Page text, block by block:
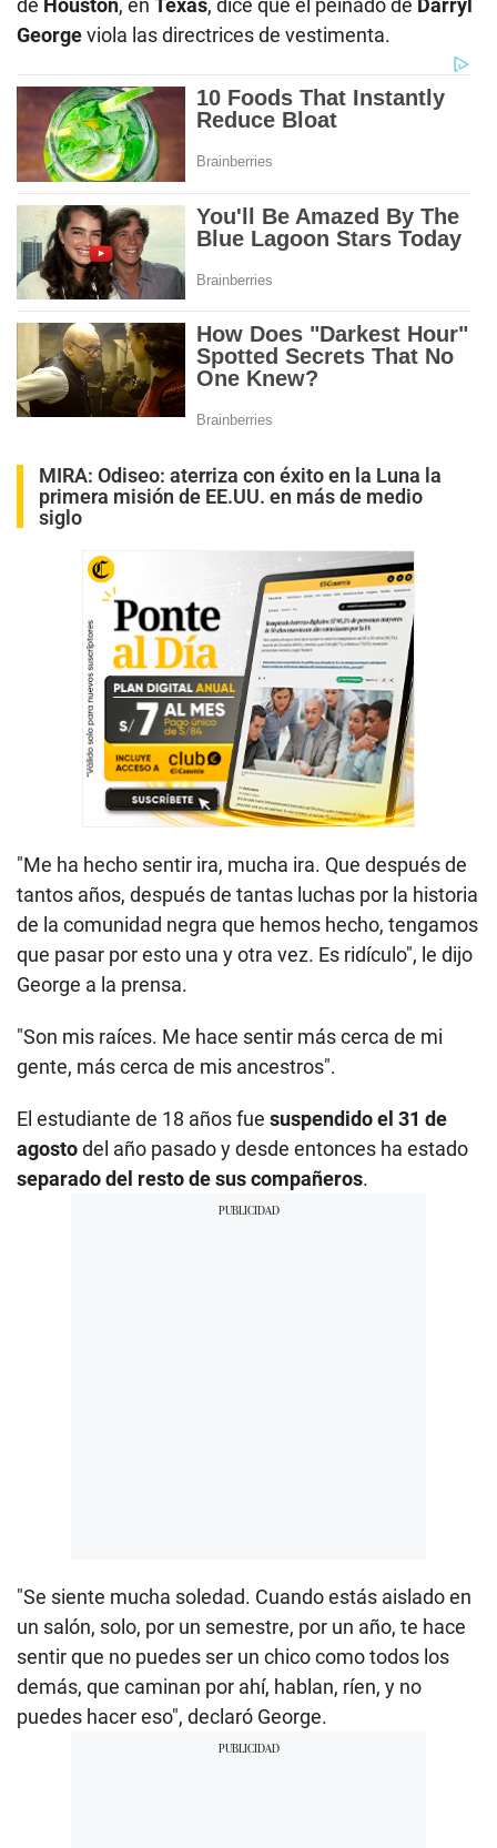
de Houston, en Texas, dice que el peinado de Darryl
Georgeviola las directrices de vestimenta.
MIRA: Odiseo: aterriza con éxito en la Luna la
primera misión de EE.UU. en más de medio
siglo
"Me ha hecho sentir ira, mucha ira. Que después de
tantos años, después de tantas luchas por la historia
de la comunidad negra que hemos hecho, tengamos
que pasar por esto una y otra vez. Es ridículo", le dijo
George a la prensa.
"Son mis raíces. Me hace sentir más cerca de mi
gente, más cerca de mis ancestros".
El estudiante de 18 años fue suspendido el 31 de
agostodel año pasado y desde entonces ha estado
separado del resto de sus compañeros.
"Se siente mucha soledad. Cuando estás aislado en
un salón, solo, por un semestre, por un año, te hace
sentir que no puedes ser un chico como todos los
demás, que caminan por ahí, hablan, ríen, y no
puedes hacer eso", declaró George.